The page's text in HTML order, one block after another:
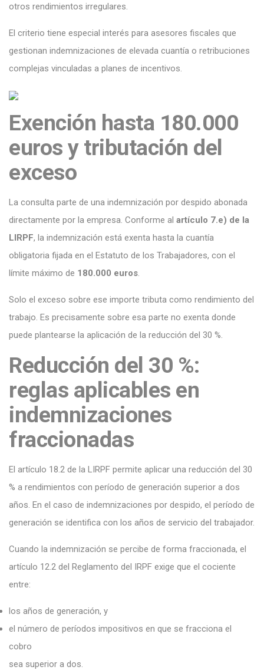
otros rendimientos irregulares.
El criterio tiene especial interés para asesores fiscales que
gestionan indemnizaciones de elevada cuantía o retribuciones
complejas vinculadas a planes de incentivos.
Exención hasta 180.000
euros y tributación del
exceso
La consulta parte de una indemnización por despido abonada
directamente por la empresa. Conforme al artículo 7.e) de la
LIRPF, la indemnización está exenta hasta la cuantía
obligatoria fijada en el Estatuto de los Trabajadores, con el
límite máximo de 180.000 euros.
Solo el exceso sobre ese importe tributa como rendimiento del
trabajo. Es precisamente sobre esa parte no exenta donde
puede plantearse la aplicación de la reducción del 30 %.
Reducción del 30 %:
reglas aplicables en
indemnizaciones
fraccionadas
El artículo 18.2 de la LIRPF permite aplicar una reducción del 30
% a rendimientos con período de generación superior a dos
años. En el caso de indemnizaciones por despido, el período de
generación se identifica con los años de servicio del trabajador.
Cuando la indemnización se percibe de forma fraccionada, el
artículo 12.2 del Reglamento del IRPF exige que el cociente
entre:
los años de generación, y
el número de períodos impositivos en que se fracciona el
cobro
sea superior a dos.